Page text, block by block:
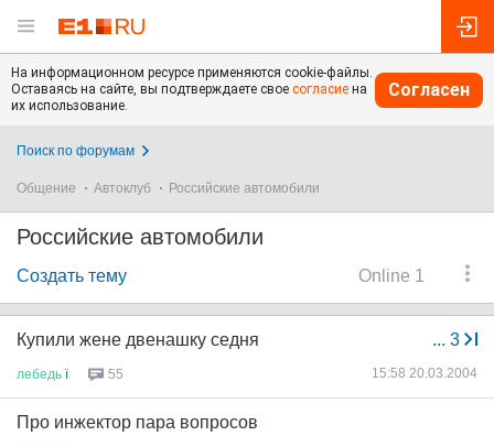
На информационном ресурсе применяются cookie-файлы.
Оставаясь на сайте, вы подтверждаете свое согласие на
их использование.
Согласен
Поиск по форумам
Общение Автоклуб Российские автомобили
Российские автомобили
Online 1
Создать тему
... 3
Купили жене двенашку седня
лебедь ї 55 15:58 20.03.2004
Про инжектор пара вопросов